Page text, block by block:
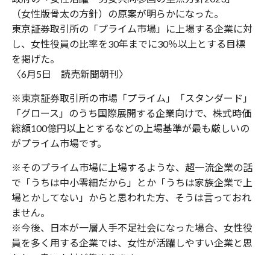
（女性版骨太の方針）の原案が明らかになった。
東京証券取引所の「プライム市場」に上場する企業に対
し、女性役員の比率を30年までに30％以上とする目標
を掲げた。
〈6月5日 読売新聞朝刊〉
※東京証券取引所の市場「プライム」「スタンダード」
「グロース」のうち国際展開する企業向けで、株式時価
総額100億円以上とするなどの上場基準が最も厳しいの
がプライム市場です。
※そのプライム市場に上場するような、超一流企業の話
で「うちは中小零細だから」とか「うちは家族企業で上
場とかしてない」からと思われた方、そうは言っておれ
ません。
※今後、日本が一層人手不足社会になった場合、女性役
員を多く用する企業では、女性が活躍しやすい企業と思